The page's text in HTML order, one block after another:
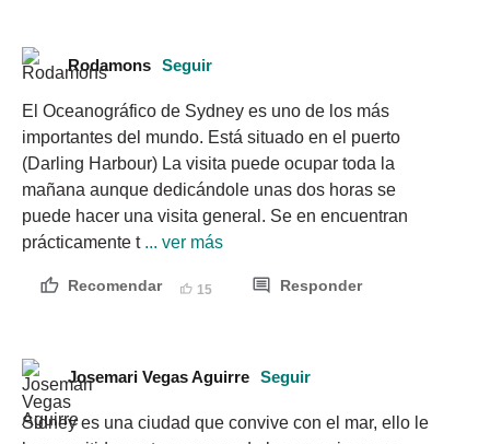
Rodamons Seguir
El Oceanográfico de Sydney es uno de los más
importantes del mundo. Está situado en el puerto
(Darling Harbour) La visita puede ocupar toda la
mañana aunque dedicándole unas dos horas se
puede hacer una visita general. Se en encuentran
prácticamente t ... ver más
Recomendar 15 Responder
Josemari Vegas Aguirre Seguir
Sidney es una ciudad que convive con el mar, ello le